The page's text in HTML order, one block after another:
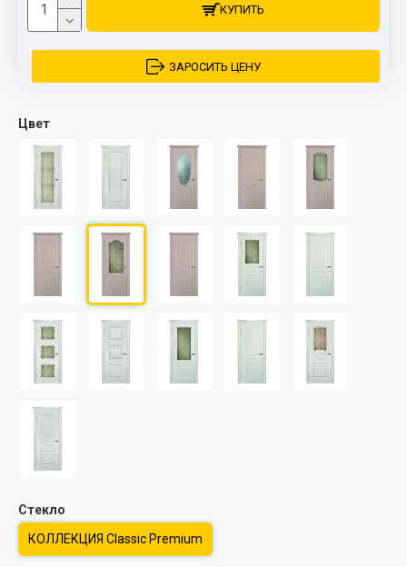
Цвет
Стекло
КОЛЛЕКЦИЯ Classic Premium
КУПИТЬ
ЗАРОСИТЬ ЦЕНУ